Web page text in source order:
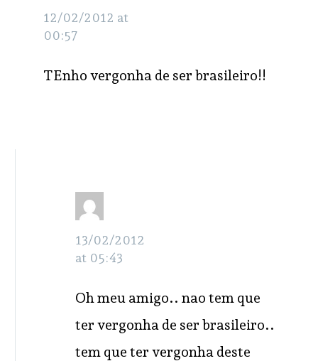
12/02/2012 at
00:57
TEnho vergonha de ser brasileiro!!
13/02/2012
at 05:43
Oh meu amigo.. nao tem que
ter vergonha de ser brasileiro..
tem que ter vergonha deste